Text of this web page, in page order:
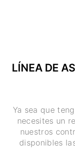
LÍNEA DE
Ya sea que
necesites un
nuestros
disponibles